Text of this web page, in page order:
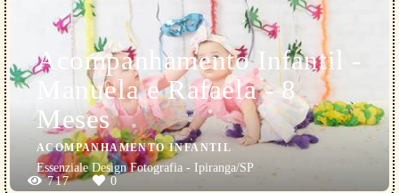
Acompanhamento Infantil -
Manuela e Rafaela - 8
Meses
ACOMPANHAMENTO INFANTIL
Essenziale Design Fotografia - Ipiranga/SP
717
0